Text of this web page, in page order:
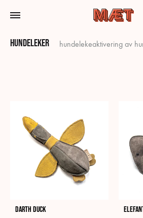
Hundeleker hundelekeaktivering av
Darth Duck